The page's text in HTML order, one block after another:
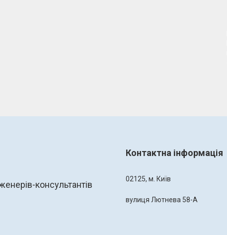
консультантів
Контактна інформація
02125, м. Київ
вулиця Лютнева 58-А